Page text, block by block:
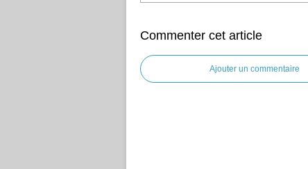
Commenter cet article
Ajouter un commentaire